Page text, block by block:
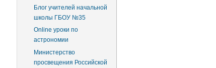
Блог учителей начальной
школы ГБОУ №35
Online уроки по
астрономии
Министерство
просвещения Российской